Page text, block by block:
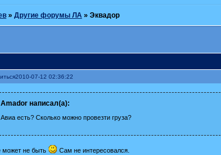
» Другие форумы ЛА » Эквадор
2010-07-12 02:36:22
Amador написал(а):
Авиа есть? Сколько можно провезти груза?
может не быть Сам не интересовался.